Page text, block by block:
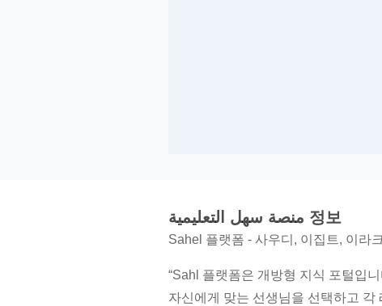
منصة سهل التعليمية 정보
Sahel 플랫폼 - 사우디, 이집트, 이라
“Sahl 플랫폼은 개방형 지식 포털입
자신에게 맞는 선생님을 선택하고